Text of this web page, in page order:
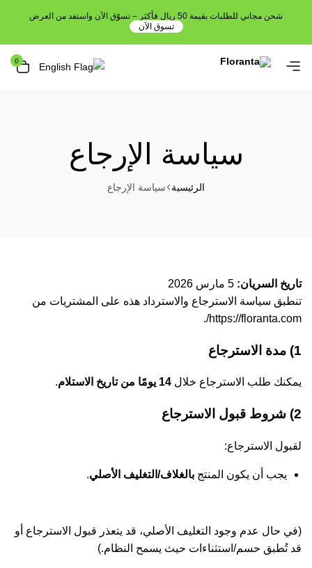
شحن مجاني للطلبات بقيمة 50 ريال فأكثر – تسوّق الآن واستفد من العرض
تسوق الآن
0
سياسة الإرجاع
الرئيسية سياسة الإرجاع
تاريخ السريان:
تنطبق سياسة الاسترجاع والاسترداد هذه على المشتريات من
https://floranta.com/
.
1) مدة الاسترجاع
يمكنك طلب الاسترجاع خلال 14 يومًا من تاريخ الاستلام .
2) شروط قبول الاسترجاع
لقبول الاسترجاع:
يجب أن يكون المنتج بالغلاف/التغليف الأصلي.
(في حال عدم وجود التغليف الأصلي، قد يتعذر قبول الاسترجاع أو
قد تُطبق حسم/استثناءات حيث يسمح النظام.)